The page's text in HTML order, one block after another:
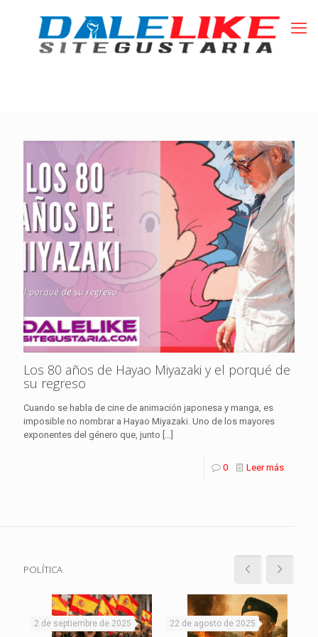
Los 80 años de Hayao Miyazaki y el porqué de
su regreso
Cuando se habla de cine de animación japonesa y manga, es
imposible no nombrar a Hayao Miyazaki. Uno de los mayores
exponentes del género que, junto […]
0 Leer más
POLÍTICA
2 de septiembre de 2025 22 de agosto de 2025